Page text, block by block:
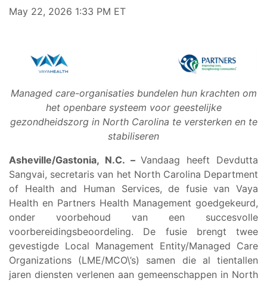
May 22, 2026 1:33 PM ET
Managed care-organisaties bundelen hun krachten om
het openbare systeem voor geestelijke
gezondheidszorg in North Carolina te versterken en te
stabiliseren
Asheville/Gastonia, N.C. –Vandaag heeft Devdutta
Sangvai, secretaris van het North Carolina Department
of Health and Human Services, de fusie van Vaya
Health en Partners Health Management goedgekeurd,
onder voorbehoud van een succesvolle
voorbereidingsbeoordeling. De fusie brengt twee
gevestigde Local Management Entity/Managed Care
Organizations (LME/MCO\’s) samen die al tientallen
jaren diensten verlenen aan gemeenschappen in North